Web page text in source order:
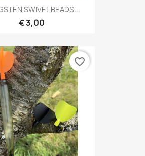
SWIVEL BEADS...
€ 3,00
favorite_border